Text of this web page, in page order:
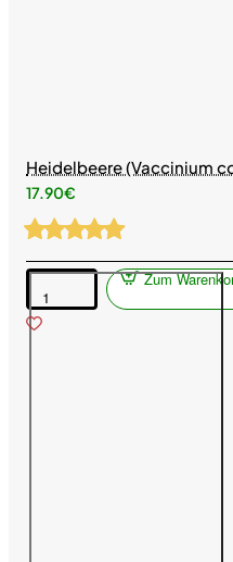
Heidelbeere (Vaccinium
17.90€
Heidelbeere
(Vaccinium
corymbosum)
Zum